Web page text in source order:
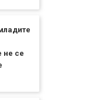
не се